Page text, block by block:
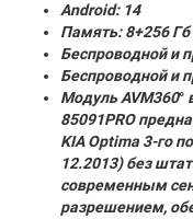
Android: 14
Память:8+256 Гб
Беспроводной и
Беспроводной и
Модуль AVM360°
85091PRO
KIA Optima 3-го
12.2013) без
современным
разрешением,